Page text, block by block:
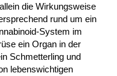
die Wirkungsweise
rund um ein
System im
ein Organ in der
Schmetterling und
lebenswichtigen